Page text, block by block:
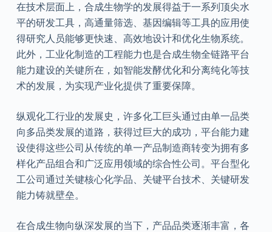
在技术层面上，合成生物学的发展得益于一系列顶尖水
平的研发工具，高通量筛选、基因编辑等工具的应用使
得研究人员能够更快速、高效地设计和优化生物系统。
此外，工业化制造的工程能力也是合成生物全链路平台
能力建设的关键所在，如智能发酵优化和分离纯化等技
术的发展，为实现产业化提供了重要保障。
纵观化工行业的发展史，许多化工巨头通过由单一品类
向多品类发展的道路，获得过巨大的成功，平台能力建
设使得这些公司从传统的单一产品制造商转变为拥有多
样化产品组合和广泛应用领域的综合性公司。平台型化
工公司通过关键核心化学品、关键平台技术、关键研发
能力铸就壁垒。
在合成生物向纵深发展的当下，产品品类逐渐丰富，各